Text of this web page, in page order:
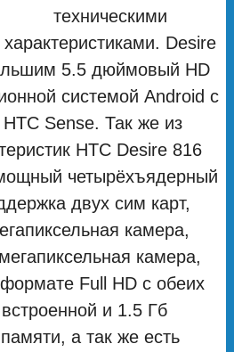
техническими
характеристиками. Desire
5.5 дюймовый HD
системой Android с
Sense. Так же из
HTC Desire 816
четырёхъядерный
двух сим карт,
камера,
камера,
Full HD с обеих
и 1.5 Гб
а так же есть